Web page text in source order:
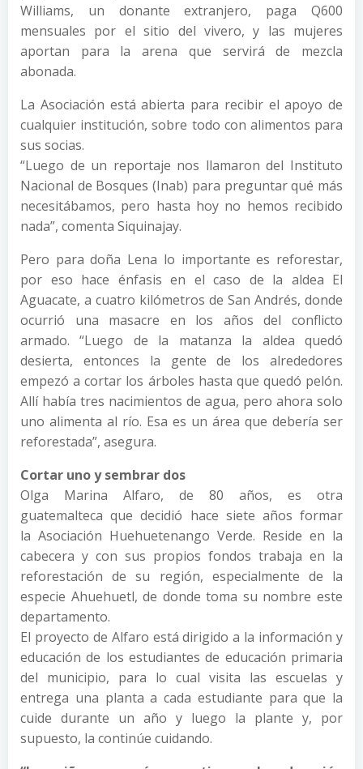
Williams, un donante extranjero, paga Q600
mensuales por el sitio del vivero, y las mujeres
aportan para la arena que servirá de mezcla
abonada.
La Asociación está abierta para recibir el apoyo de
cualquier institución, sobre todo con alimentos para
sus socias.
“Luego de un reportaje nos llamaron del Instituto
Nacional de Bosques (Inab) para preguntar qué más
necesitábamos, pero hasta hoy no hemos recibido
nada”, comenta Siquinajay.
Pero para doña Lena lo importante es reforestar,
por eso hace énfasis en el caso de la aldea El
Aguacate, a cuatro kilómetros de San Andrés, donde
ocurrió una masacre en los años del conflicto
armado. “Luego de la matanza la aldea quedó
desierta, entonces la gente de los alrededores
empezó a cortar los árboles hasta que quedó pelón.
Allí había tres nacimientos de agua, pero ahora solo
uno alimenta al río. Esa es un área que debería ser
reforestada”, asegura.
Cortar uno y sembrar dos
Olga Marina Alfaro, de 80 años, es otra
guatemalteca que decidió hace siete años formar
la Asociación Huehuetenango Verde. Reside en la
cabecera y con sus propios fondos trabaja en la
reforestación de su región, especialmente de la
especie Ahuehuetl, de donde toma su nombre este
departamento.
El proyecto de Alfaro está dirigido a la información y
educación de los estudiantes de educación primaria
del municipio, para lo cual visita las escuelas y
entrega una planta a cada estudiante para que la
cuide durante un año y luego la plante y, por
supuesto, la continúe cuidando.